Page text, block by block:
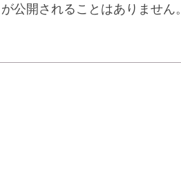
公開されることはありません。